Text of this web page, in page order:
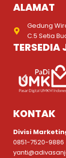
ALAMAT
Gedung
C.5 Setia
TERSEDIA
KONTAK
Divisi
0851-7520-9886